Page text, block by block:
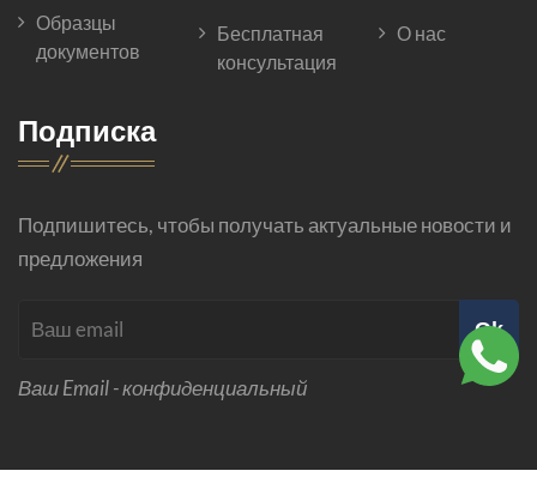
Образцы
документов
Бесплатная
консультация
О нас
Подписка
Подпишитесь, чтобы получать актуальные новости и
предложения
Ok
Ваш Email - конфиденциальный